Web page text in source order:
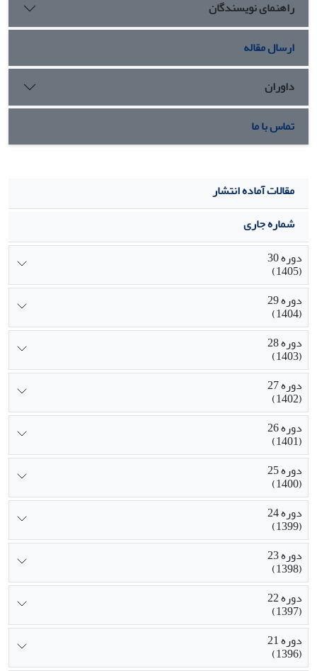
تا رضایت شغلی کارکنان و رفتار شهروندی سازمانی را بهبود
بخشند
راهنمای نویسندگان
ارسال مقاله
داوران
تماس با ما
مقالات آماده انتشار
شماره جاری
دوره 30
(1405)
دوره 29
(1404)
دوره 28
(1403)
دوره 27
(1402)
دوره 26
(1401)
دوره 25
(1400)
دوره 24
(1399)
دوره 23
(1398)
دوره 22
(1397)
دوره 21
(1396)